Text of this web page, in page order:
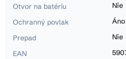
Otvor na batériu
Nie
Ochranný povlak
Áno
Prepad
Nie
EAN